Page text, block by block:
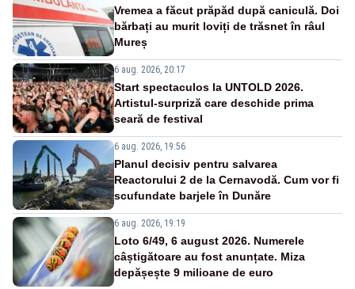
Vremea a făcut prăpăd după caniculă. Doi
bărbați au murit loviți de trăsnet în râul
Mureș
6 aug. 2026, 20:17
Start spectaculos la UNTOLD 2026.
Artistul-surpriză care deschide prima
seară de festival
6 aug. 2026, 19:56
Planul decisiv pentru salvarea
Reactorului 2 de la Cernavodă. Cum vor fi
scufundate barjele în Dunăre
6 aug. 2026, 19:19
Loto 6/49, 6 august 2026. Numerele
câștigătoare au fost anunțate. Miza
depășește 9 milioane de euro